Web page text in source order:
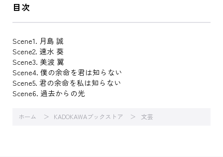
目次
Scene1. 月島 誠
Scene2. 速水 葵
Scene3. 美波 翼
Scene4. 僕の余命を君は知らない
Scene5. 君の余命を私は知らない
Scene6. 過去からの光
ホーム KADOKAWAブックストア 文芸